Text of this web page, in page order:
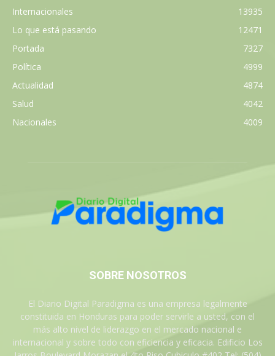
Internacionales
13935
Lo que está pasando
12471
Portada
7327
Política
4999
Actualidad
4874
Salud
4042
Nacionales
4009
SOBRE NOSOTROS
El Diario Digital Paradigma es una empresa legalmente
constituida en Honduras para poder servirle a usted, con el
más alto nivel de liderazgo en el mercado nacional e
internacional y sobre todo con eficiencia y eficacia. Edificio Los